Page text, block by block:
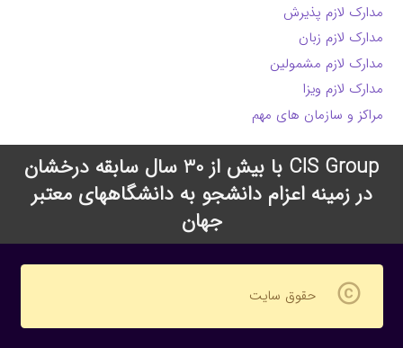
مدارک لازم پذیرش
مدارک لازم زبان
مدارک لازم مشمولین
مدارک لازم ویزا
مراکز و سازمان های مهم
CIS Group با بیش از 30 سال سابقه درخشان
در زمینه اعزام دانشجو به دانشگاههای معتبر
جهان
copyright حقوق سایت